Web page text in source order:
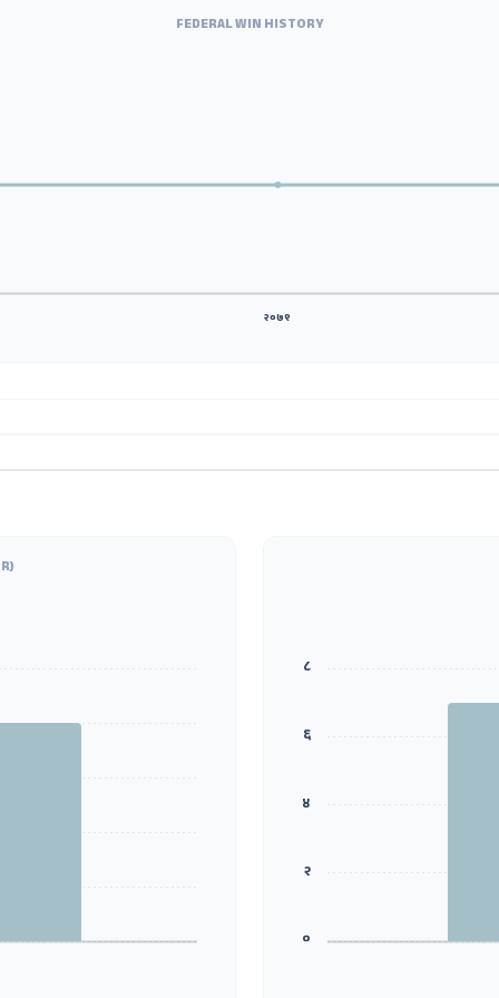
FEDERAL WIN HISTORY
२०७९
०
२
४
६
८